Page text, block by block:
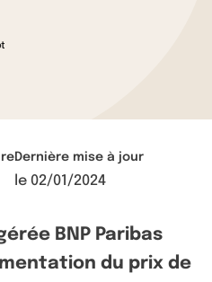
Dernière mise à jour
le 02/01/2024
BNP Paribas
du prix de